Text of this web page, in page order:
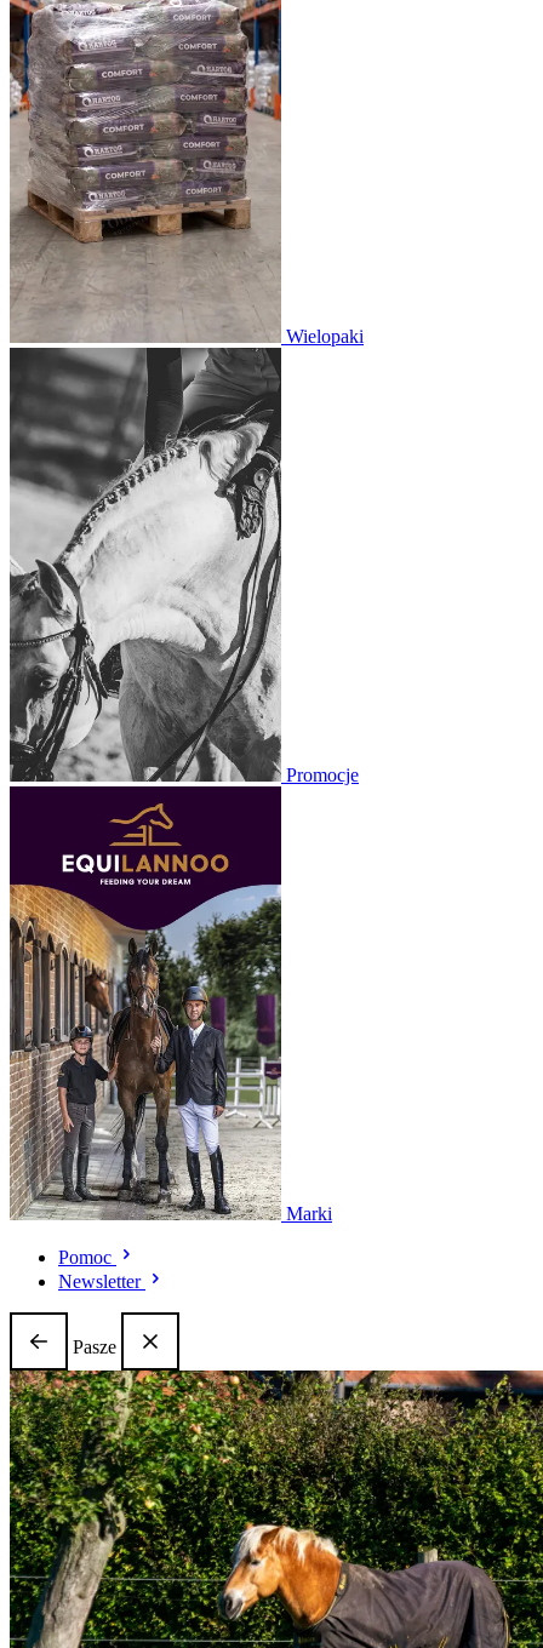
Wielopaki
Promocje
Marki
Pomoc
Newsletter
Pasze